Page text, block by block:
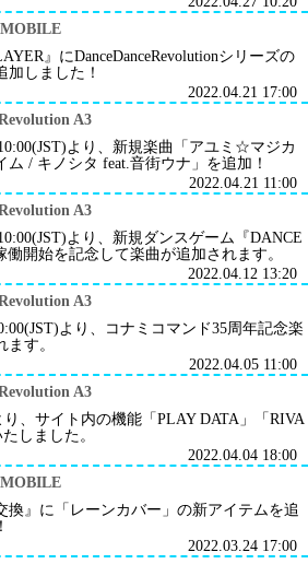
』にDanceDanceRevolutionシリーズの
加しました！
2022.04.21 17:00
A3
より、新規楽曲「アユミ☆マジカ
ム / キノシタ feat.音街ウナ」を追加！
2022.04.21 11:00
A3
より、新規ダンスゲーム『DANCE
働開始を記念して楽曲が追加されます。
2022.04.12 13:20
A3
より、コナミコマンド35周年記念楽
ます。
2022.04.05 11:00
A3
り、サイト内の機能「PLAY DATA」「RIVA
しました。
2022.04.04 18:00
換』に「レーンカバー」の新アイテムを追
2022.03.24 17:00